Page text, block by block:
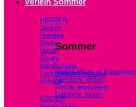
Verleih Sommer
Sommer
Verleih Bikes u. Equipment
Preisliste Verleih
Online reservieren
Geführte Touren
HERREN
Jacken
Hoodies
Shirts
Hosen
Shorts
Handschuhe
Funktionsunterwäsche
Schuhe
KINDER